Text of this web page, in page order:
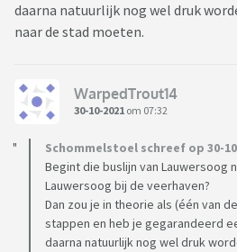
daarna natuurlijk nog wel druk
naar de stad moeten.
WarpedTrout14
30-10-2021 om 07:32
Schommelstoel schreef op 30-
Begint die buslijn van Lauwersoog
Lauwersoog bij de veerhaven?
Dan zou je in theorie als (één van
stappen en heb je gegarandeerd
daarna natuurlijk nog wel druk